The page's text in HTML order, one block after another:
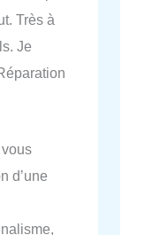
Très à
Je
d’une